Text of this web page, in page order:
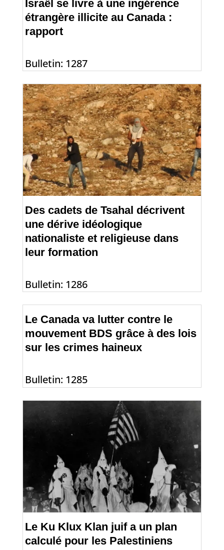
Israël se livre à une ingérence
étrangère illicite au Canada :
rapport
Bulletin: 1287
Des cadets de Tsahal décrivent
une dérive idéologique
nationaliste et religieuse dans
leur formation
Bulletin: 1286
Le Canada va lutter contre le
mouvement BDS grâce à des lois
sur les crimes haineux
Bulletin: 1285
Le Ku Klux Klan juif a un plan
calculé pour les Palestiniens